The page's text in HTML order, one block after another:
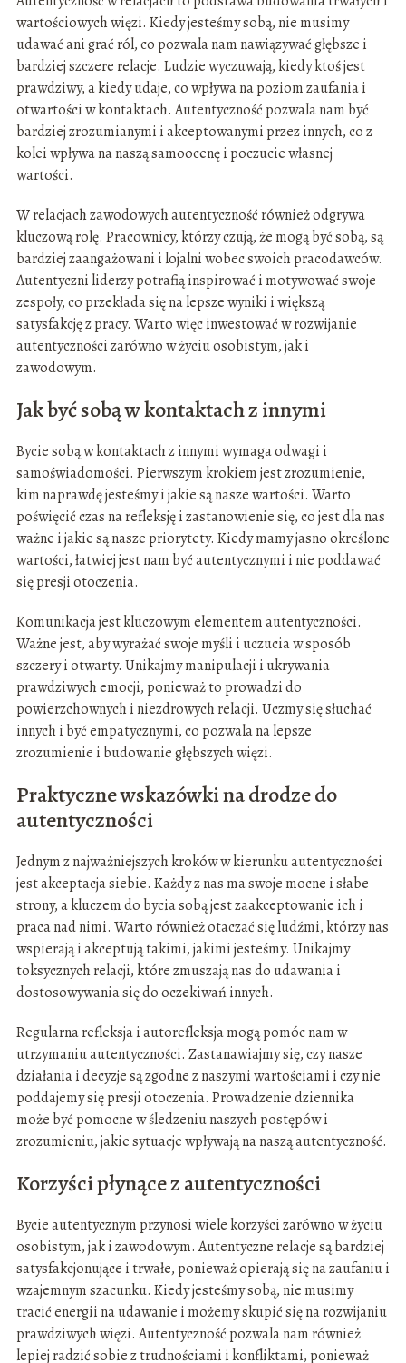
wartościowych więzi. Kiedy jesteśmy sobą, nie musimy
udawać ani grać ról, co pozwala nam nawiązywać głębsze i
bardziej szczere relacje. Ludzie wyczuwają, kiedy ktoś jest
prawdziwy, a kiedy udaje, co wpływa na poziom zaufania i
otwartości w kontaktach. Autentyczność pozwala nam być
bardziej zrozumianymi i akceptowanymi przez innych, co z
kolei wpływa na naszą samoocenę i poczucie własnej
wartości.
W relacjach zawodowych autentyczność również odgrywa
kluczową rolę. Pracownicy, którzy czują, że mogą być sobą, są
bardziej zaangażowani i lojalni wobec swoich pracodawców.
Autentyczni liderzy potrafią inspirować i motywować swoje
zespoły, co przekłada się na lepsze wyniki i większą
satysfakcję z pracy. Warto więc inwestować w rozwijanie
autentyczności zarówno w życiu osobistym, jak i
zawodowym.
Jak być sobą w kontaktach z innymi
Bycie sobą w kontaktach z innymi wymaga odwagi i
samoświadomości. Pierwszym krokiem jest zrozumienie,
kim naprawdę jesteśmy i jakie są nasze wartości. Warto
poświęcić czas na refleksję i zastanowienie się, co jest dla nas
ważne i jakie są nasze priorytety. Kiedy mamy jasno określone
wartości, łatwiej jest nam być autentycznymi i nie poddawać
się presji otoczenia.
Komunikacja jest kluczowym elementem autentyczności.
Ważne jest, aby wyrażać swoje myśli i uczucia w sposób
szczery i otwarty. Unikajmy manipulacji i ukrywania
prawdziwych emocji, ponieważ to prowadzi do
powierzchownych i niezdrowych relacji. Uczmy się słuchać
innych i być empatycznymi, co pozwala na lepsze
zrozumienie i budowanie głębszych więzi.
Praktyczne wskazówki na drodze do
autentyczności
Jednym z najważniejszych kroków w kierunku autentyczności
jest akceptacja siebie. Każdy z nas ma swoje mocne i słabe
strony, a kluczem do bycia sobą jest zaakceptowanie ich i
praca nad nimi. Warto również otaczać się ludźmi, którzy nas
wspierają i akceptują takimi, jakimi jesteśmy. Unikajmy
toksycznych relacji, które zmuszają nas do udawania i
dostosowywania się do oczekiwań innych.
Regularna refleksja i autorefleksja mogą pomóc nam w
utrzymaniu autentyczności. Zastanawiajmy się, czy nasze
działania i decyzje są zgodne z naszymi wartościami i czy nie
poddajemy się presji otoczenia. Prowadzenie dziennika
może być pomocne w śledzeniu naszych postępów i
zrozumieniu, jakie sytuacje wpływają na naszą autentyczność.
Korzyści płynące z autentyczności
Bycie autentycznym przynosi wiele korzyści zarówno w życiu
osobistym, jak i zawodowym. Autentyczne relacje są bardziej
satysfakcjonujące i trwałe, ponieważ opierają się na zaufaniu i
wzajemnym szacunku. Kiedy jesteśmy sobą, nie musimy
tracić energii na udawanie i możemy skupić się na rozwijaniu
prawdziwych więzi. Autentyczność pozwala nam również
lepiej radzić sobie z trudnościami i konfliktami, ponieważ